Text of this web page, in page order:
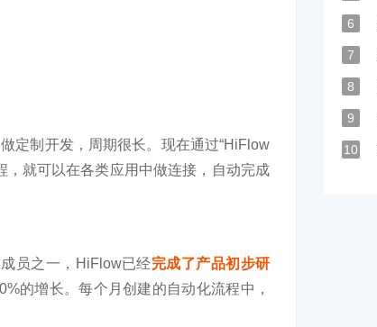
定制开发，周期很长。现在通过“HiFlow
，就可以在各类应用中做连接，自动完成
员之一，HiFlow已经完成了产品初步研
的增长。每个月创建的自动化流程中，
6
7
8
9
10